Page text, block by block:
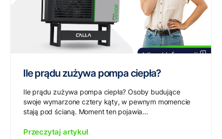
Ile prądu zużywa pompa ciepła?
Ile prądu zużywa pompa ciepła? Osoby budujące
swoje wymarzone cztery kąty, w pewnym momencie
stają pod ścianą. Moment ten pojawia...
Przeczytaj artykuł